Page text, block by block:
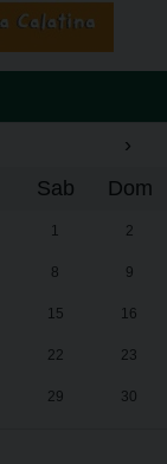
›
Sab Dom
1 2
8 9
15 16
22 23
29 30